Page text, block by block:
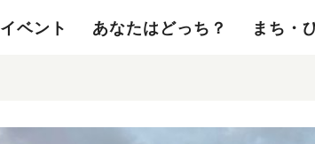
イベント あなたはどっち？ まち・